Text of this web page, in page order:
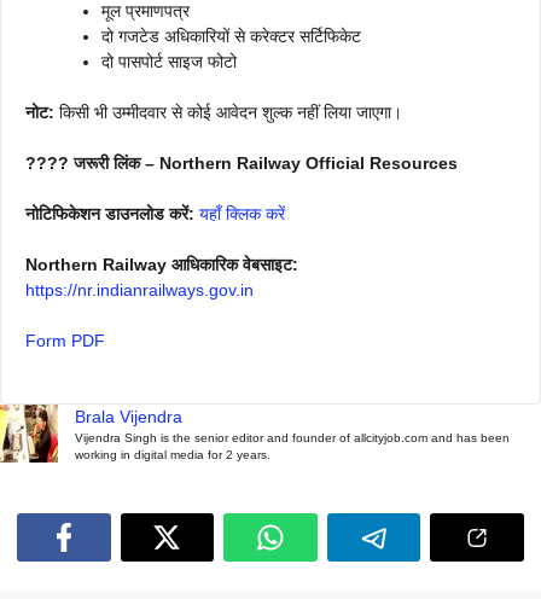
मूल प्रमाणपत्र
दो गजटेड अधिकारियों से करेक्टर सर्टिफिकेट
दो पासपोर्ट साइज फोटो
नोट: किसी भी उम्मीदवार से कोई आवेदन शुल्क नहीं लिया जाएगा।
???? जरूरी लिंक – Northern Railway Official Resources
नोटिफिकेशन डाउनलोड करें: यहाँ क्लिक करें
Northern Railway आधिकारिक वेबसाइट:
https://nr.indianrailways.gov.in
Form PDF
Brala Vijendra
Vijendra Singh is the senior editor and founder of allcityjob.com and has been
working in digital media for 2 years.